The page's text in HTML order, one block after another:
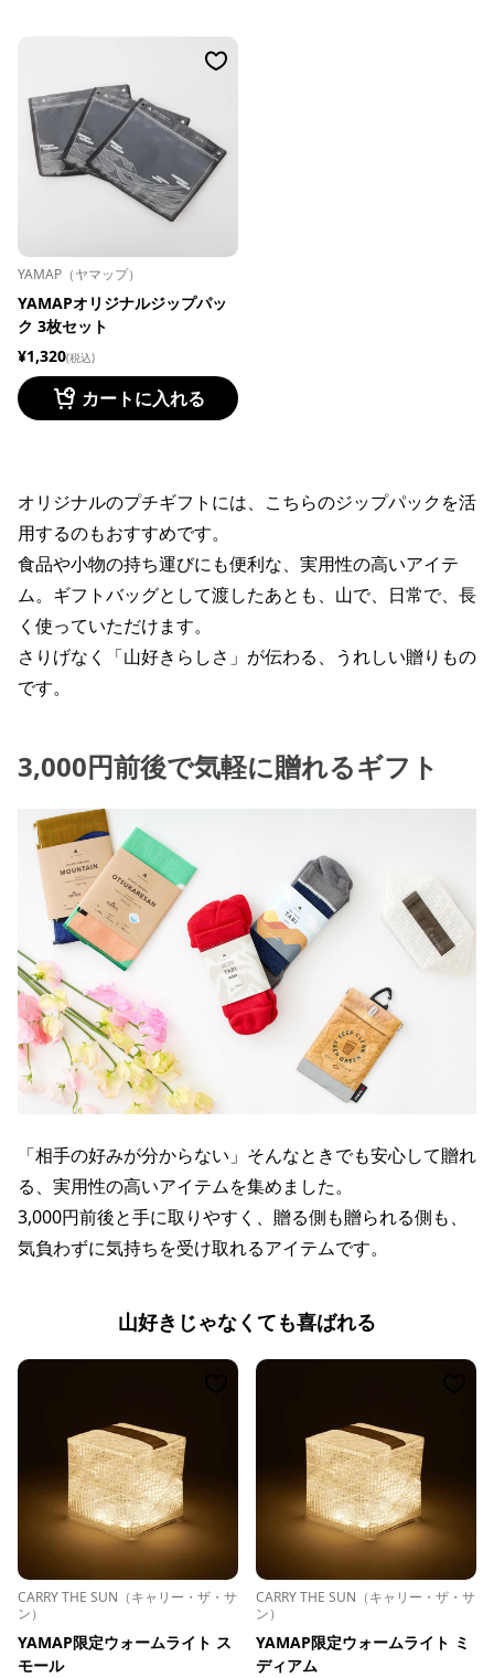
YAMAP（ヤマップ）
YAMAPオリジナルジップパッ
ク 3枚セット
¥1,320(税込)
カートに入れる
オリジナルのプチギフトには、こちらのジップパックを活
用するのもおすすめです。
食品や小物の持ち運びにも便利な、実用性の高いアイテ
ム。ギフトバッグとして渡したあとも、山で、日常で、長
く使っていただけます。
さりげなく「山好きらしさ」が伝わる、うれしい贈りもの
です。
3,000円前後で気軽に贈れるギフト
「相手の好みが分からない」そんなときでも安心して贈れ
る、実用性の高いアイテムを集めました。
3,000円前後と手に取りやすく、贈る側も贈られる側も、
気負わずに気持ちを受け取れるアイテムです。
山好きじゃなくても喜ばれる
CARRY THE SUN（キャリー・ザ・サ
ン）
YAMAP限定ウォームライト ス
モール
CARRY THE SUN（キャリー・ザ・サ
ン）
YAMAP限定ウォームライト ミ
ディアム